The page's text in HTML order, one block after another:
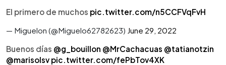
El primero de muchos pic.twitter.com/n5CCFVqFvH
— Miguelon (@Miguelo62782623) June 29, 2022
Buenos días @g_bouillon @MrCachacuas @tatianotzin
@marisolsv pic.twitter.com/fePbTov4XK